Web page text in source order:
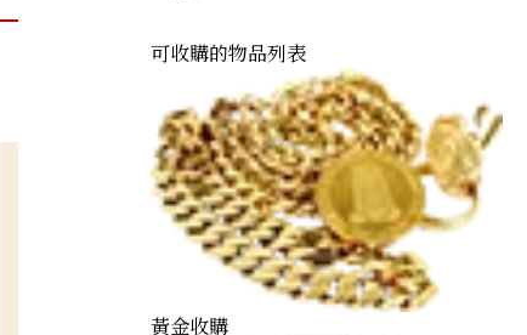
可收購的物品列表
黃金收購